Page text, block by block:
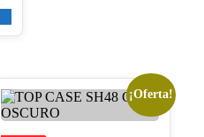
¡Oferta!